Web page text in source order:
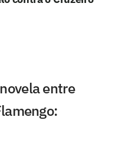
entre